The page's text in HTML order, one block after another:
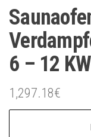
6 – 12
1,297.18€